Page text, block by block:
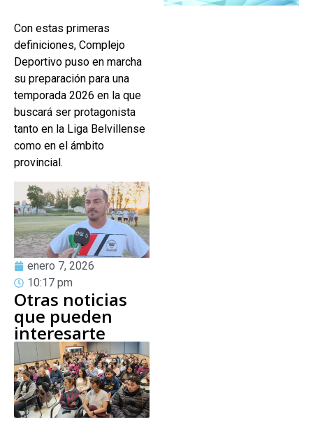
Con estas primeras
definiciones, Complejo
Deportivo puso en marcha
su preparación para una
temporada 2026 en la que
buscará ser protagonista
tanto en la Liga Belvillense
como en el ámbito
provincial.
enero 7, 2026
10:17 pm
Otras noticias
que pueden
interesarte